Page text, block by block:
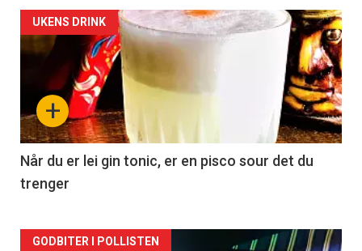
Forsiden
akkurat
nå
-
2
+
UKENS DRINK
Når du er lei gin tonic, er en pisco sour det du
trenger
GODBITER I POLLISTEN